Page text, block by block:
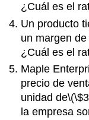
¿Cuál es el
Un producto
un margen
¿Cuál es el
Maple
precio de
unidad de
la empresa